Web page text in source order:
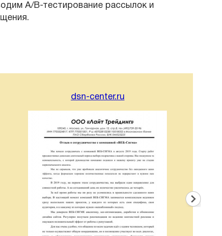
А/В-тестирование рассылок и
dsn-center.ru